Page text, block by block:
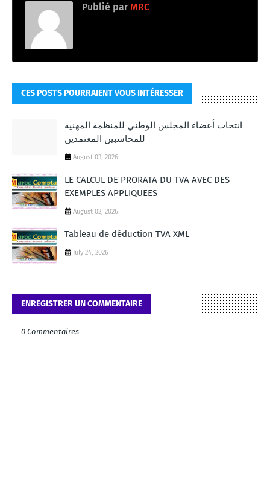
Publié par MRC
CES POSTS POURRAIENT VOUS INTÉRESSER
انتخاب أعضاء المجلس الوطني للمنظمة المهنية
للمحاسبين المعتمدين
August 03, 2026
LE CALCUL DE PRORATA DU TVA AVEC DES
EXEMPLES APPLIQUEES
August 02, 2026
Tableau de déduction TVA XML
July 24, 2026
ENREGISTRER UN COMMENTAIRE
0 Commentaires